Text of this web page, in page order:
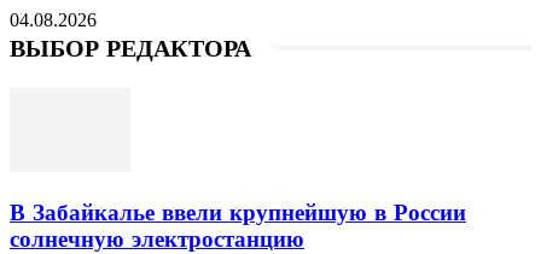
04.08.2026
ВЫБОР РЕДАКТОРА
В Забайкалье ввели крупнейшую в России
солнечную электростанцию